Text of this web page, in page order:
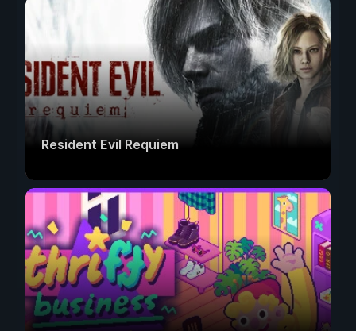
Resident Evil Requiem